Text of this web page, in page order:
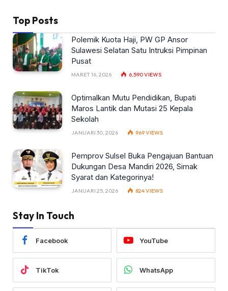
Top Posts
Polemik Kuota Haji, PW GP Ansor
Sulawesi Selatan Satu Intruksi Pimpinan
Pusat
MARET 16, 2026 6,590VIEWS
Optimalkan Mutu Pendidikan, Bupati
Maros Lantik dan Mutasi 25 Kepala
Sekolah
JANUARI 30, 2026 969VIEWS
Pemprov Sulsel Buka Pengajuan Bantuan
Dukungan Desa Mandiri 2026, Simak
Syarat dan Kategorinya!
JANUARI 25, 2026 824VIEWS
Stay In Touch
Facebook YouTube
TikTok WhatsApp